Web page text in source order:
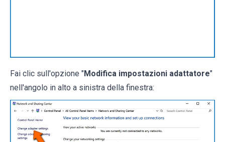
Fai clic sull'opzione "Modifica impostazioni adattatore"
nell'angolo in alto a sinistra della finestra: